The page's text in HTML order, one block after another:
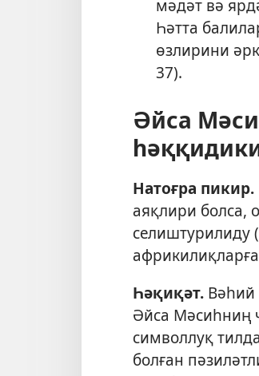
мәдәт вә
Һәтта
өзлирини
37).
Әйса
Натоғра пикир.
аяқлири болса,
селиштурилиду (
Һәқиқәт. Вәһий
Әйса Мәсиһниң
символлуқ
болған